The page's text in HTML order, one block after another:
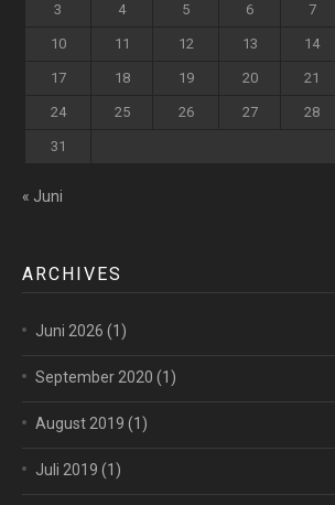
3 4 5 6 7
10 11 12 13 14
17 18 19 20 21
24 25 26 27 28
31
« Juni
ARCHIVES
Juni 2026 (1)
September 2020 (1)
August 2019 (1)
Juli 2019 (1)